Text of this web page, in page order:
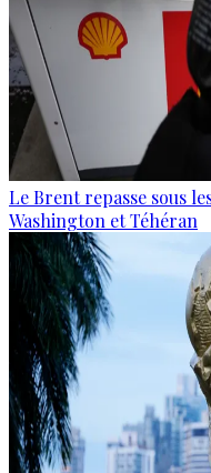
Le Brent repasse sous
Washington et Téhéran